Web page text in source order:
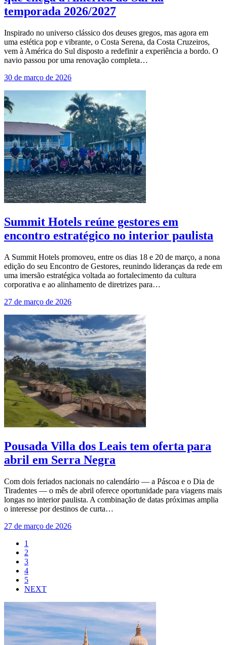
temporada 2026/2027
Inspirado no universo clássico dos deuses gregos, mas agora em
uma estética pop e vibrante, o Costa Serena, da Costa Cruzeiros,
vem à América do Sul disposto a redefinir a experiência a bordo. O
navio passou por uma renovação completa…
30 de março de 2026
Summit Hotels reúne gestores em
encontro estratégico no interior paulista
A Summit Hotels promoveu, entre os dias 18 e 20 de março, a nona
edição do seu Encontro de Gestores, reunindo lideranças da rede em
uma imersão estratégica voltada ao fortalecimento da cultura
corporativa e ao alinhamento de diretrizes para…
27 de março de 2026
Pousada Villa dos Leais tem oferta para
abril em Serra Negra
Com dois feriados nacionais no calendário — a Páscoa e o Dia de
Tiradentes — o mês de abril oferece oportunidade para viagens mais
longas no interior paulista. A combinação de datas próximas amplia
o interesse por destinos de curta…
27 de março de 2026
1
2
3
4
5
NEXT